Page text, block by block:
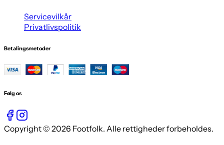
Servicevilkår
Privatlivspolitik
Betalingsmetoder
Følg os
Copyright © 2026 Footfolk. Alle rettigheder forbeholdes.